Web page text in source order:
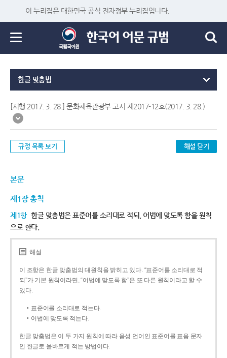
이 누리집은 대한민국 공식 전자정부 누리집입니다.
한글 맞춤법
[시행 2017. 3. 28.] 문화체육관광부 고시 제2017-12호(2017. 3. 28.)
규정 목록 보기 해설 닫기
본문
제1장 총칙
제1항 한글 맞춤법은 표준어를 소리대로 적되, 어법에 맞도록 함을 원칙
으로 한다.
해설
이 조항은 한글 맞춤법의 대원칙을 밝히고 있다. “표준어를 소리대로 적
되”가 기본 원칙이라면, “어법에 맞도록 함”은 또 다른 원칙이라고 할 수
있다.
표준어를 소리대로 적는다.
어법에 맞도록 적는다.
한글 맞춤법은 이 두 가지 원칙에 따라 음성 언어인 표준어를 표음 문자
인 한글로 올바르게 적는 방법이다.